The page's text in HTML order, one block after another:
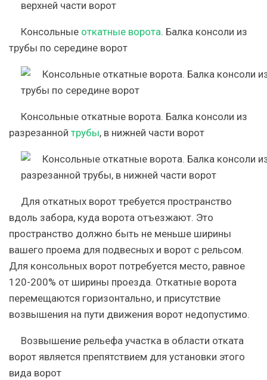
Консольные откатные ворота. Балка консоли из
трубы по середине ворот
Консольные откатные ворота. Балка консоли из
разрезанной трубы, в нижней части ворот
Для откатных ворот требуется пространство
вдоль забора, куда ворота отъезжают. Это
пространство должно быть не меньше ширины
вашего проема для подвесных и ворот с рельсом.
Для консольных ворот потребуется место, равное
120-200% от ширины проезда. Откатные ворота
перемещаются горизонтально, и присутствие
возвышения на пути движения ворот недопустимо.
Возвышение рельефа участка в области отката
ворот является препятствием для установки этого
вида ворот